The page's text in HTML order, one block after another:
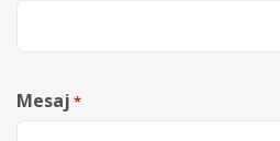
Mesaj *